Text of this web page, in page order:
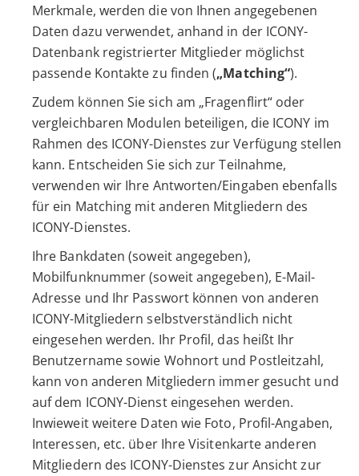
Merkmale, werden die von Ihnen angegebenen
Daten dazu verwendet, anhand in der ICONY-
Datenbank registrierter Mitglieder möglichst
passende Kontakte zu finden („Matching“).
Zudem können Sie sich am „Fragenflirt“ oder
vergleichbaren Modulen beteiligen, die ICONY im
Rahmen des ICONY-Dienstes zur Verfügung stellen
kann. Entscheiden Sie sich zur Teilnahme,
verwenden wir Ihre Antworten/Eingaben ebenfalls
für ein Matching mit anderen Mitgliedern des
ICONY-Dienstes.
Ihre Bankdaten (soweit angegeben),
Mobilfunknummer (soweit angegeben), E-Mail-
Adresse und Ihr Passwort können von anderen
ICONY-Mitgliedern selbstverständlich nicht
eingesehen werden. Ihr Profil, das heißt Ihr
Benutzername sowie Wohnort und Postleitzahl,
kann von anderen Mitgliedern immer gesucht und
auf dem ICONY-Dienst eingesehen werden.
Inwieweit weitere Daten wie Foto, Profil-Angaben,
Interessen, etc. über Ihre Visitenkarte anderen
Mitgliedern des ICONY-Dienstes zur Ansicht zur